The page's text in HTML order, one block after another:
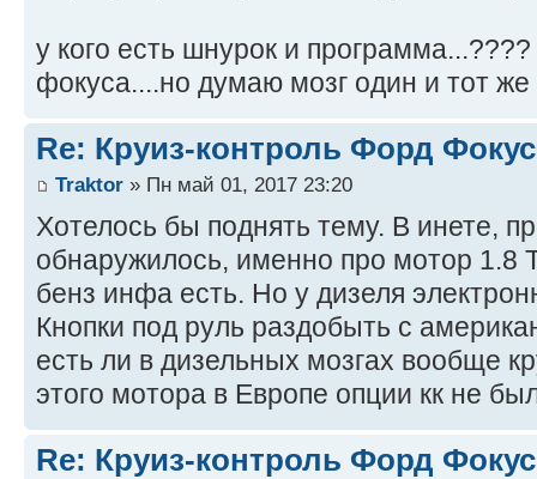
у кого есть шнурок и
фокуса....но думаю мозг один и тот же
Re: Круиз-контроль Форд
Traktor » Пн май 01, 2017 23:20
Хотелось бы поднять тему. В инете,
обнаружилось, именно про мотор 1.8
бенз инфа есть. Но у дизеля
Кнопки под руль раздобыть с
есть ли в дизельных мозгах вообще
этого мотора в Европе опции кк не
Re: Круиз-контроль Форд